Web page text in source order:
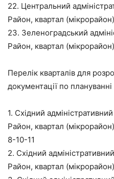
22. Центральний
Район, квартал
23. Зеленоградський
Район, квартал
Перелік кварталів для
документації по плануванні
1. Східний
Район, квартал
8-10-11
2. Східний
Район, квартал